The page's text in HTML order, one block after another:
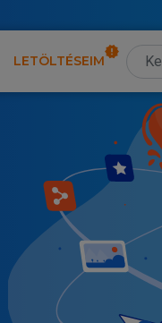
LETÖLTÉSEIM